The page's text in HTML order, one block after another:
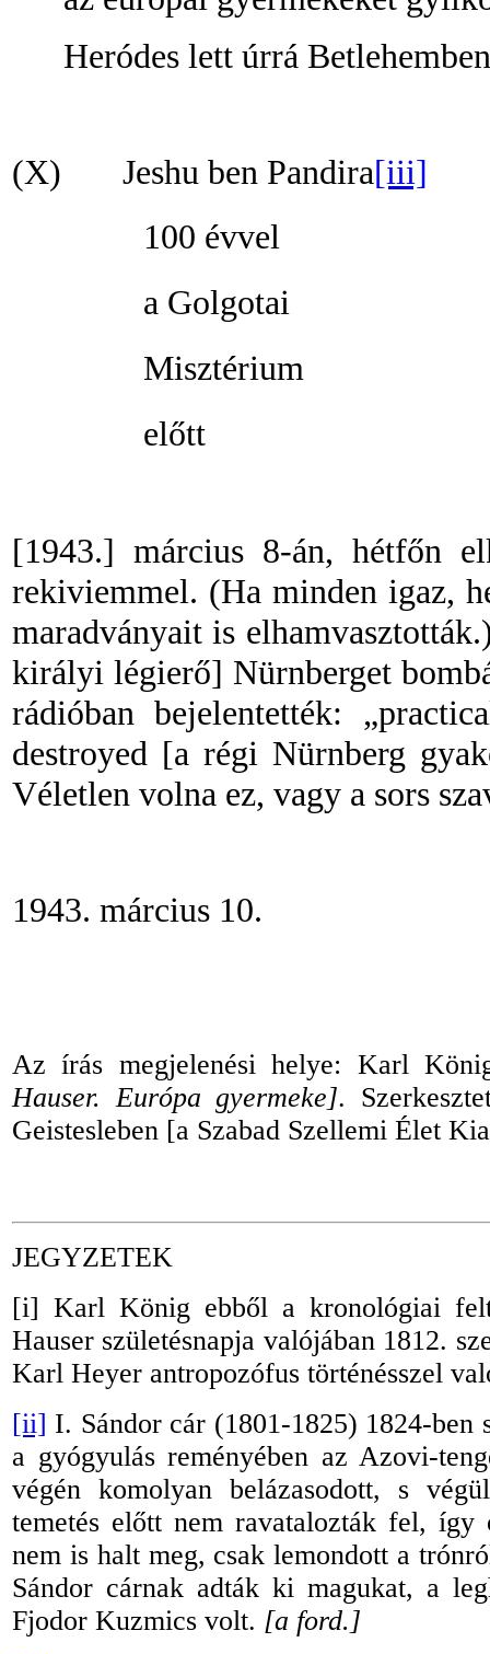
Heródes lett úrrá
(X) Jeshu ben Pandira[iii]
100 évvel
a Golgotai
Misztérium
előtt
[1943.] március 8-án, hétfőn
rekiviemmel. (Ha minden igaz,
maradványait is
királyi légierő] Nürnberget
rádióban bejelentették:
destroyed [a régi Nürnberg
Véletlen volna ez, vagy a sors
1943. március 10.
Az írás megjelenési helye: Karl
Hauser. Európa gyermeke].
Geistesleben [a Szabad Szellemi Élet
JEGYZETEK
[i] Karl König ebből a kronológiai
Hauser születésnapja valójában 1812.
Karl Heyer antropozófus történésszel
[ii] I. Sándor cár (1801-1825) 1824-ben
a gyógyulás reményében az Azovi-
végén komolyan belázasodott, s
temetés előtt nem ravatalozták fel,
nem is halt meg, csak lemondott a
Sándor cárnak adták ki magukat, a
Fjodor Kuzmics volt. [a ford.]